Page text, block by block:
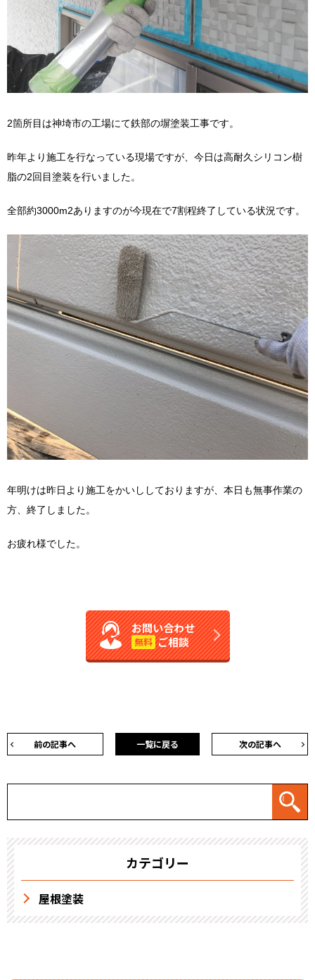
2箇所目は神埼市の工場にて鉄部の塀塗装工事です。
昨年より施工を行なっている現場ですが、今日は高耐久シリコン樹
脂の2回目塗装を行いました。
全部約3000m2ありますのが今現在で7割程終了している状況です。
年明けは昨日より施工をかいししておりますが、本日も無事作業の
方、終了しました。
お疲れ様でした。
お問い合わせ
無料 ご相談
前の記事へ 次の記事へ
一覧に戻る
カテゴリー
屋根塗装